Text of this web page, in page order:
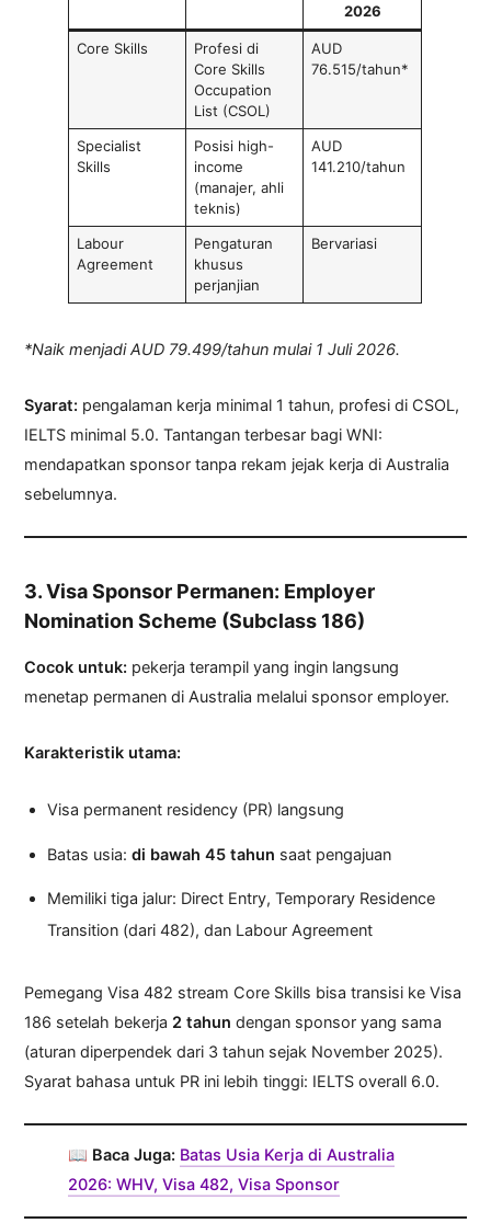
2026
Core Skills
Profesi di
Core Skills
Occupation
List (CSOL)
AUD
76.515/tahun*
Specialist
Skills
Posisi high-
income
(manajer, ahli
teknis)
AUD
141.210/tahun
Labour
Agreement
Pengaturan
khusus
perjanjian
Bervariasi
*Naik menjadi AUD 79.499/tahun mulai 1 Juli 2026.
Syarat: pengalaman kerja minimal 1 tahun, profesi di CSOL,
IELTS minimal 5.0. Tantangan terbesar bagi WNI:
mendapatkan sponsor tanpa rekam jejak kerja di Australia
sebelumnya.
3. Visa Sponsor Permanen: Employer
Nomination Scheme (Subclass 186)
Cocok untuk: pekerja terampil yang ingin langsung
menetap permanen di Australia melalui sponsor employer.
Karakteristik utama:
Visa permanent residency (PR) langsung
Batas usia:di bawah 45 tahun saat pengajuan
Memiliki tiga jalur: Direct Entry, Temporary Residence
Transition (dari 482), dan Labour Agreement
Pemegang Visa 482 stream Core Skills bisa transisi ke Visa
186 setelah bekerja 2 tahun dengan sponsor yang sama
(aturan diperpendek dari 3 tahun sejak November 2025).
Syarat bahasa untuk PR ini lebih tinggi: IELTS overall 6.0.
📖 Baca Juga: Batas Usia Kerja di Australia
2026: WHV, Visa 482, Visa Sponsor